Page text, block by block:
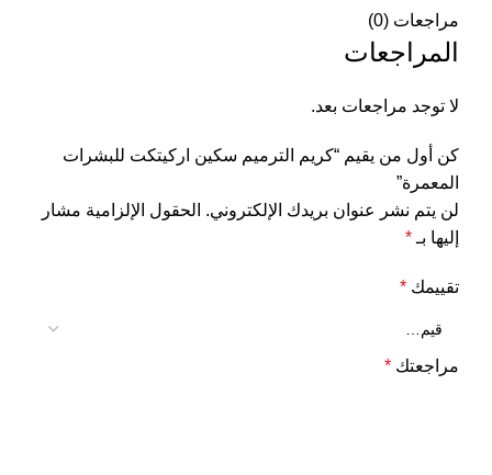
مراجعات (0)
المراجعات
لا توجد مراجعات بعد.
كن أول من يقيم “كريم الترميم سكين اركيتكت للبشرات
المعمرة”
لن يتم نشر عنوان بريدك الإلكتروني. الحقول الإلزامية مشار
إليها بـ *
تقييمك *
مراجعتك *